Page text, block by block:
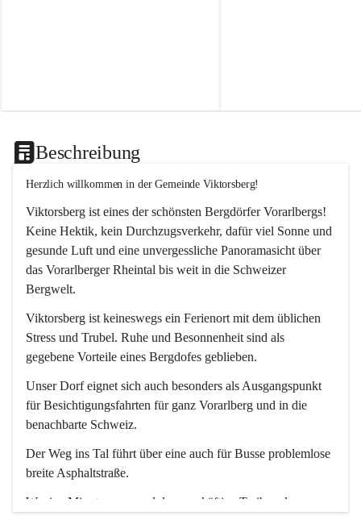
Beschreibung
Herzlich willkommen in der Gemeinde Viktorsberg!
Viktorsberg ist eines der schönsten Bergdörfer Vorarlbergs!
Keine Hektik, kein Durchzugsverkehr, dafür viel Sonne und
gesunde Luft und eine unvergessliche Panoramasicht über
das Vorarlberger Rheintal bis weit in die Schweizer
Bergwelt.
Viktorsberg ist keineswegs ein Ferienort mit dem üblichen
Stress und Trubel. Ruhe und Besonnenheit sind als
gegebene Vorteile eines Bergdofes geblieben.
Unser Dorf eignet sich auch besonders als Ausgangspunkt
für Besichtigungsfahrten für ganz Vorarlberg und in die
benachbarte Schweiz.
Der Weg ins Tal führt über eine auch für Busse problemlose
breite Asphaltstraße.
Wenige Minuten nur, und das geschäftige Treiben der